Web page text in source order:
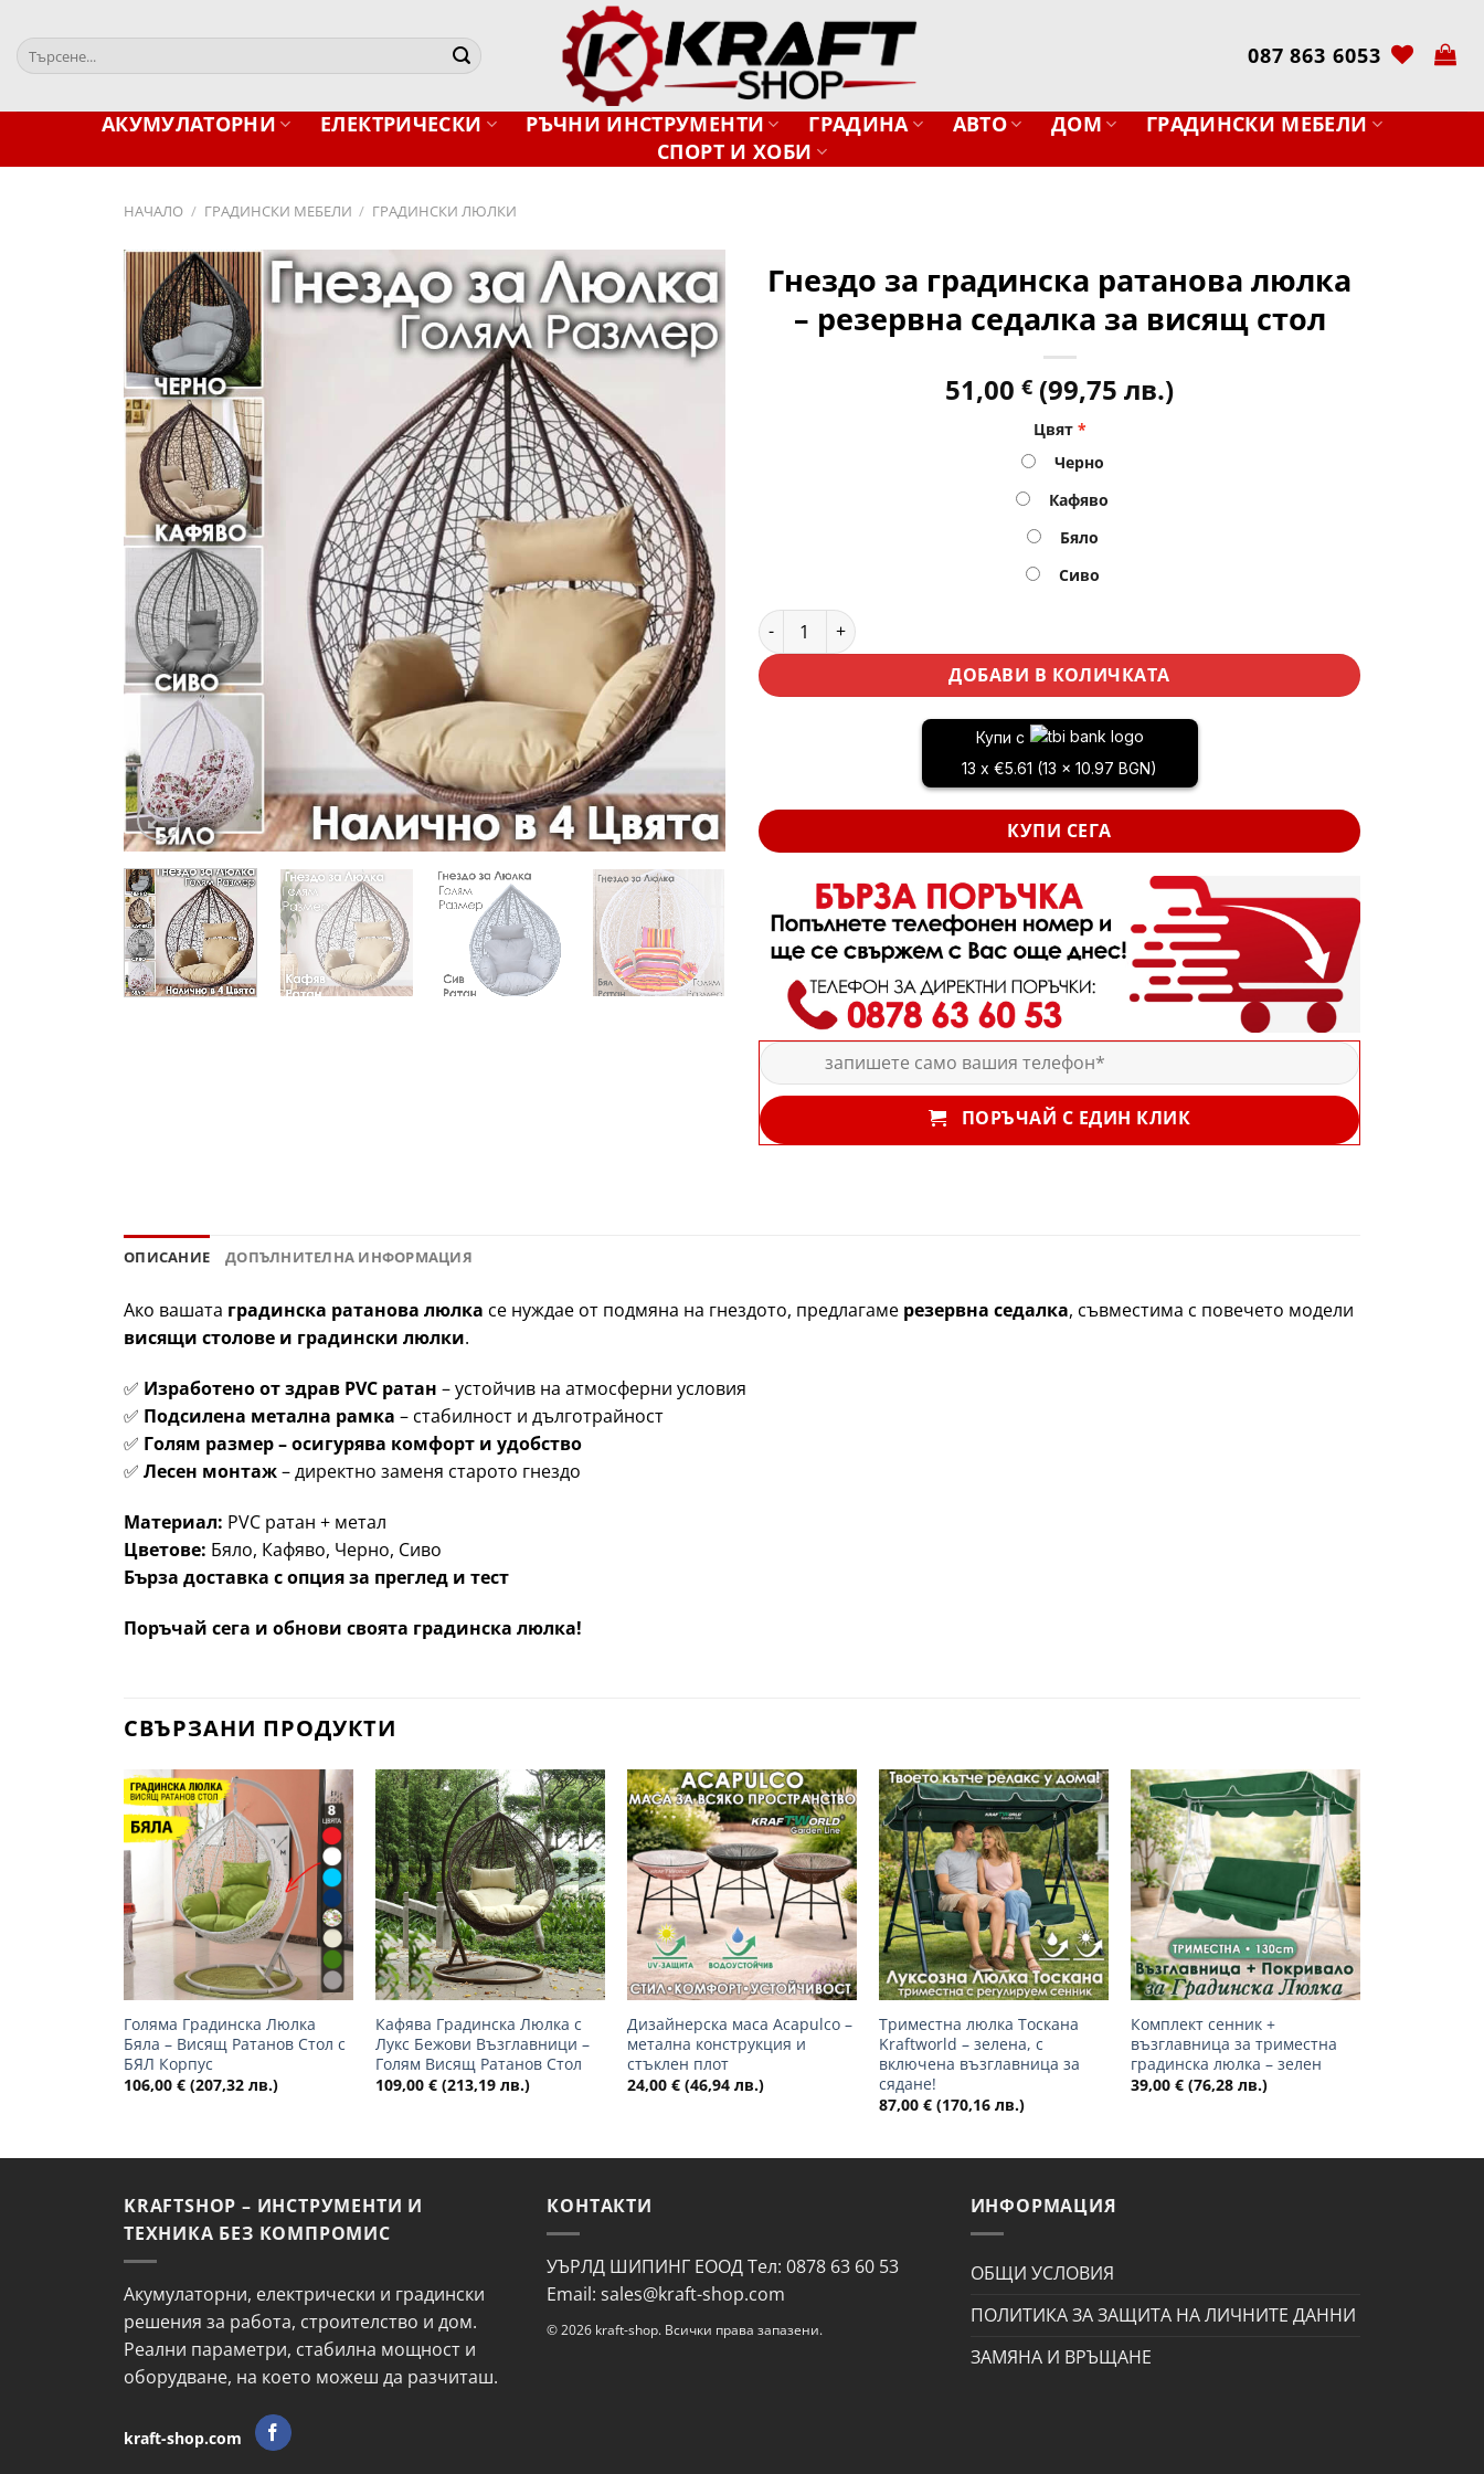
content
Търсене
за:
087 863 6053
АКУМУЛАТОРНИ ЕЛЕКТРИЧЕСКИ РЪЧНИ ИНСТРУМЕНТИ ГРАДИНА АВТО ДОМ
ГРАДИНСКИ МЕБЕЛИ
СПОРТ И ХОБИ
НАЧАЛО / ГРАДИНСКИ МЕБЕЛИ / ГРАДИНСКИ ЛЮЛКИ
Добави
в
желани
Гнездо за градинска ратанова люлка
– резервна седалка за висящ стол
51,00 € (99,75 лв.)
Цвят
Черно
Кафяво
Бяло
Сиво
количество за Гнездо за градинска ратанова люлка – резервна седалка за висящ стол
ДОБАВИ В КОЛИЧКАТА
Купи с
13 x €5.61 (13 x 10.97 BGN)
КУПИ СЕГА
ПОРЪЧАЙ С ЕДИН КЛИК
ОПИСАНИЕ ДОПЪЛНИТЕЛНА ИНФОРМАЦИЯ
Ако вашата градинска ратанова люлка се нуждае от подмяна на гнездото, предлагаме резервна седалка, съвместима с повечето модели
висящи столове и градински люлки.
✅ Изработено от здрав PVC ратан – устойчив на атмосферни условия
✅ Подсилена метална рамка – стабилност и дълготрайност
✅ Голям размер – осигурява комфорт и удобство
✅ Лесен монтаж– директно заменя старото гнездо
Материал: PVC ратан + метал
Цветове: Бяло, Кафяво, Черно, Сиво
Бърза доставка с опция за преглед и тест
Поръчай сега и обнови своята градинска люлка!
СВЪРЗАНИ ПРОДУКТИ
Добави
желани
Голяма Градинска Люлка
Бяла – Висящ Ратанов Стол с
БЯЛ Корпус
106,00 € (207,32 лв.)
Добави
в
желани
+
Кафява Градинска Люлка с
Лукс Бежови Възглавници –
Голям Висящ Ратанов Стол
109,00 € (213,19 лв.)
Добави
в
желани
+
Дизайнерска маса Acapulco –
метална конструкция и
стъклен плот
24,00 € (46,94 лв.)
Добави
в
желани
+
Триместна люлка Тоскана
Kraftworld – зелена, с
включена възглавница за
сядане!
87,00 € (170,16 лв.)
Добави
желани
+
Комплект сенник +
възглавница за триместна
градинска люлка – зелен
39,00 € (76,28 лв.)
KRAFTSHOP – ИНСТРУМЕНТИ И
ТЕХНИКА БЕЗ КОМПРОМИС
Акумулаторни, електрически и градински
решения за работа, строителство и дом.
Реални параметри, стабилна мощност и
оборудване, на което можеш да разчиташ.
kraft-shop.com
КОНТАКТИ
УЪРЛД ШИПИНГ ЕООД Тел: 0878 63 60 53
Email: sales@kraft-shop.com
© 2026 kraft-shop. Всички права запазени.
ИНФОРМАЦИЯ
ОБЩИ УСЛОВИЯ
ПОЛИТИКА ЗА ЗАЩИТА НА ЛИЧНИТЕ ДАННИ
ЗАМЯНА И ВРЪЩАНЕ